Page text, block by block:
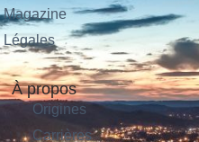
Magazine
Légales
À propos
Origines
Carrières